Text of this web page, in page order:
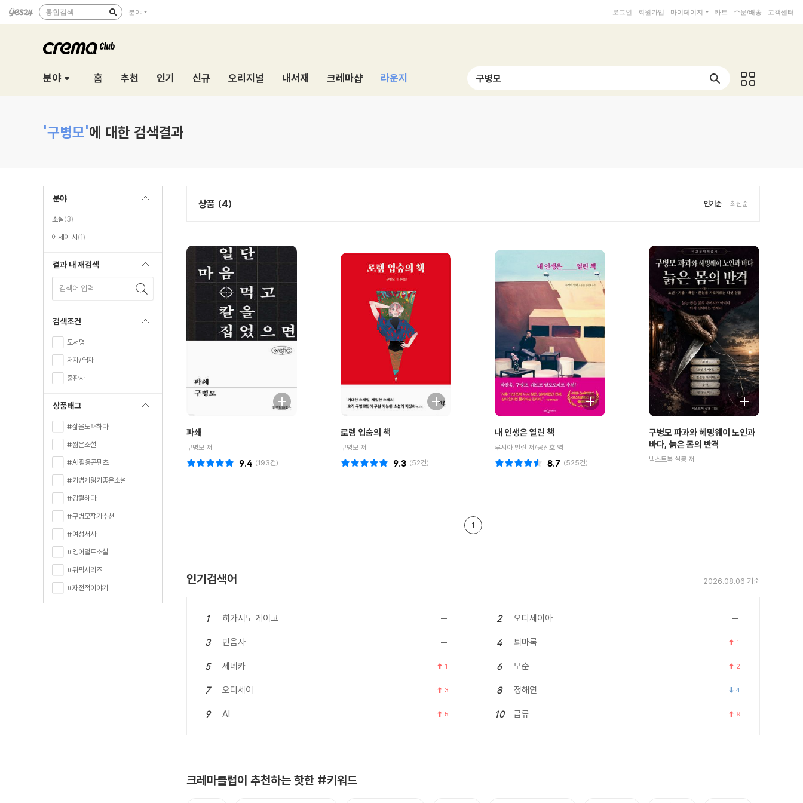
통합검색 분야 로그인 회원가입 마이페이지 카트 주문/배송 고객센터
분야 홈 추천 인기 신규 오리지널 내서재 크레마샵 라운지
'구병모'에 대한 검색결과
분야
소설(3)
에세이 시(1)
결과 내 재검색
검색어 입력
검색조건
도서명
저자/역자
출판사
상품태그
#삶을노래하다
#짧은소설
#AI활용콘텐츠
#가볍게읽기좋은소설
#강렬하다.
#구병모작가추천
#여성서사
#영어덜트소설
#위픽시리즈
#자전적이야기
상품 (4) 인기순 최신순
파쇄
구병모 저
(193건)
9.4
로렘 입숨의 책
구병모 저
(52건)
9.3
내 인생은 열린 책
루시아 벌린 저/공진호 역
(525건)
8.7
구병모 파과와 헤밍웨이 노인과
바다, 늙은 몸의 반격
넥스트북 살롱 저
1
인기검색어 2026.08.06 기준
1 히가시노 게이고 2 오디세이아
3 민음사 4 퇴마록 1
5 세네카 1 6 모순 2
7 오디세이 3 8 정해연 4
9 AI 5 10 급류 9
크레마클럽이 추천하는 핫한 #키워드